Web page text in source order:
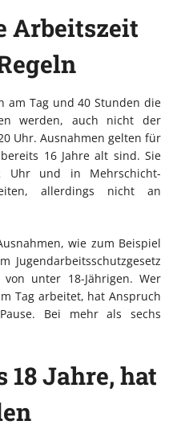
Arbeitszeit
am Tag und 40 Stunden die
werden, auch nicht der
Uhr. Ausnahmen gelten für
16 Jahre alt sind. Sie
Uhr und in Mehrschicht-
allerdings nicht an
wie zum Beispiel
Jugendarbeitsschutzgesetz
unter 18-Jährigen. Wer
Tag arbeitet, hat Anspruch
Bei mehr als sechs
Jahre, hat